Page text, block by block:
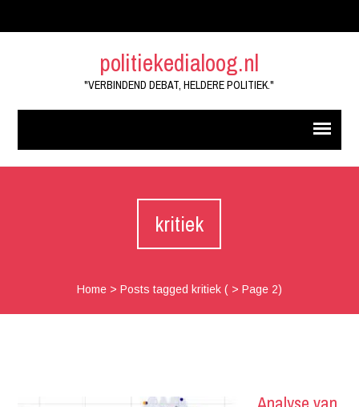
politiekedialoog.nl
"VERBINDEND DEBAT, HELDERE POLITIEK."
kritiek
Home> Posts tagged kritiek( > Page 2)